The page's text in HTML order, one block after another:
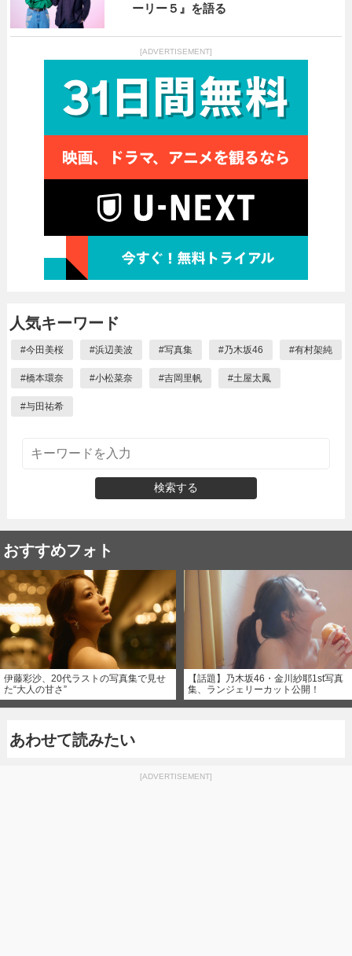
ーリー５』を語る
[ADVERTISEMENT]
人気キーワード
#今田美桜 #浜辺美波 #写真集 #乃木坂46 #有村架純
#橋本環奈 #小松菜奈 #吉岡里帆 #土屋太鳳
#与田祐希
検索する
おすすめフォト
伊藤彩沙、20代ラストの写真集で見せ
た“大人の甘さ”
【話題】乃木坂46・金川紗耶1st写真
集、ランジェリーカット公開！
あわせて読みたい
[ADVERTISEMENT]